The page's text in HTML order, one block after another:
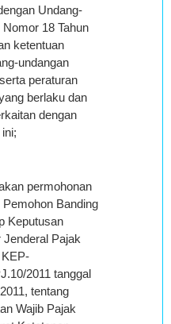
Undang-
Nomor 18 Tahun
ketentuan
undangan
peraturan
berlaku dan
dengan
permohonan
Pemohon Banding
Keputusan
Jenderal Pajak
2011 tanggal
tentang
Wajib Pajak